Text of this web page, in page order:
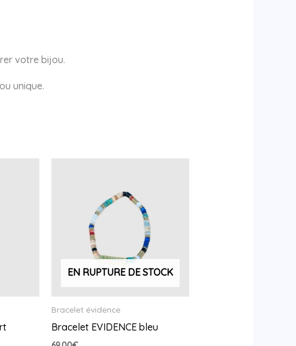
votre bijou.
unique.
EN RUPTURE DE STOCK
Bracelet évidence
Bracelet EVIDENCE bleu